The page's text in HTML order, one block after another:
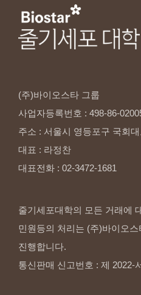
(주)바이오스타 그룹
사업자등록번호 : 498-86-
주소 : 서울시 영등포구 국회
대표 : 라정찬
대표전화 : 02-3472-1681
줄기세포대학의 모든 거래에
민원등의 처리는 (주)바이오
진행합니다.
통신판매 신고번호 : 제 2022-